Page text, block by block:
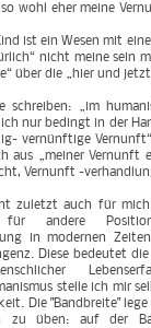
wohl eher meine
ist ein Wesen mit
nicht meine sein
über die „hier und
schreiben: „im
nur bedingt in der
vernünftige
aus „meiner Vernunft
Vernunft -
zuletzt auch für
für andere
in modernen
Diese bedeutet
stelle ich mir
Die "Bandbreite"
zu üben: auf der